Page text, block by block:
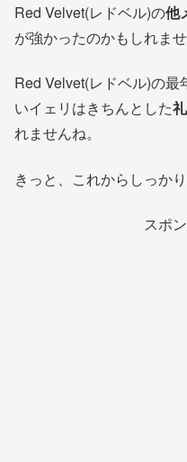
Red Velvet(レドベル)の他
が強かったのかもしれませ
Red Velvet(レドベル)の
いイェリはきちんとした
れませんね。
きっと、これからしっか
スポ